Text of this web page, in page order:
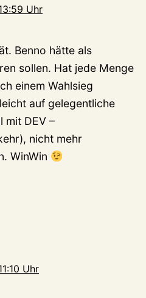
Uhr
Benno hätte als
sollen. Hat jede Menge
einem Wahlsieg
auf gelegentliche
mit DEV –
nicht mehr
WinWin
Uhr